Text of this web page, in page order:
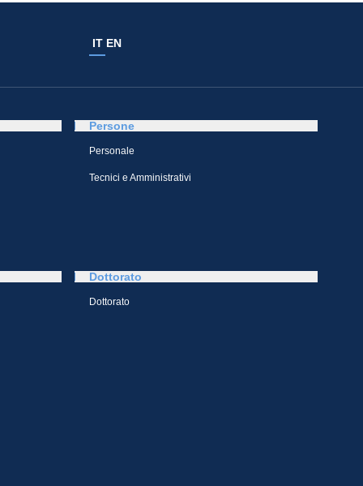
IT EN
Persone
Personale
Tecnici e Amministrativi
Dottorato
Dottorato